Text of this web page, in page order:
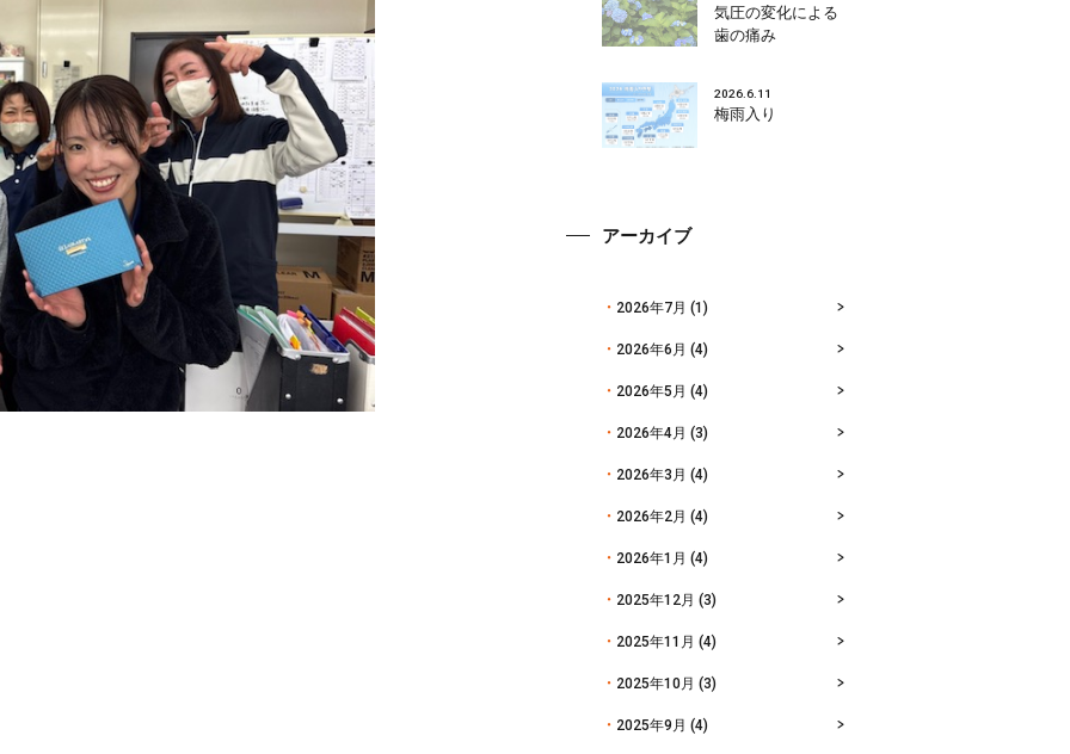
気圧の変化による
歯の痛み
2026.6.11
梅雨入り
アーカイブ
2026年7月 (1)
2026年6月 (4)
2026年5月 (4)
2026年4月 (3)
2026年3月 (4)
2026年2月 (4)
2026年1月 (4)
2025年12月 (3)
2025年11月 (4)
2025年10月 (3)
2025年9月 (4)